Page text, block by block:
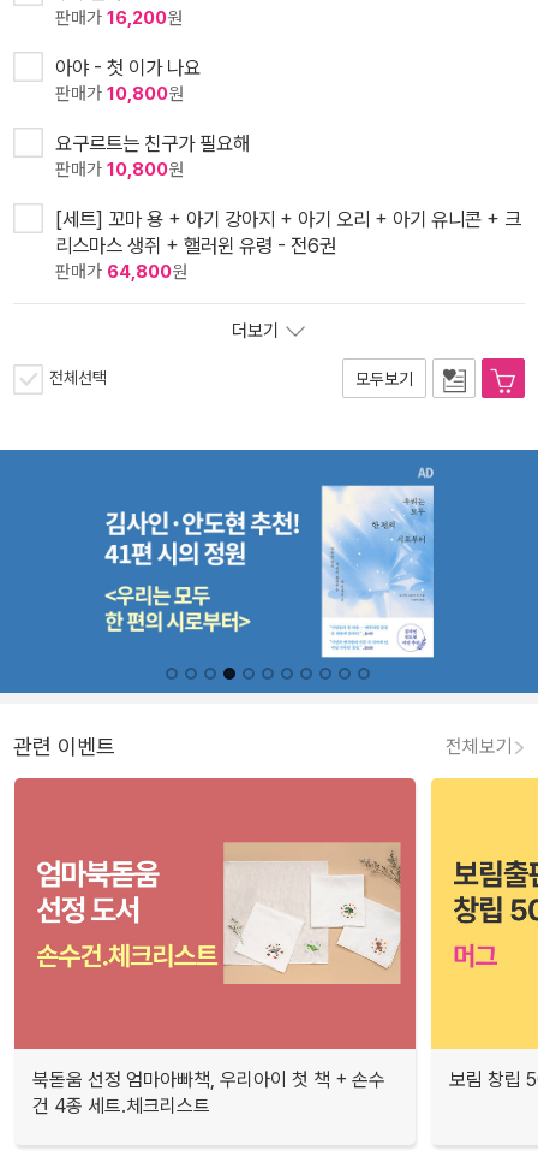
판매가 16,200원
아야 - 첫 이가 나요
판매가 10,800원
요구르트는 친구가 필요해
판매가 10,800원
[세트] 꼬마 용 + 아기 강아지 + 아기 오리 + 아기 유니콘 + 크
리스마스 생쥐 + 핼러윈 유령 - 전6권
판매가 64,800원
더보기
전체선택 모두보기
관련 이벤트 전체보기
북돋움 선정 엄마아빠책, 우리아이 첫 책 + 손수
건 4종 세트.체크리스트
보림 창립